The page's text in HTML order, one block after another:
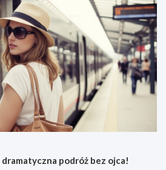
podróż bez ojca!